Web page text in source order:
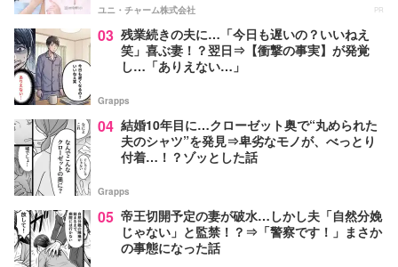
ユニ・チャーム株式会社 PR
03 残業続きの夫に…「今日も遅いの？いいねえ
笑」喜ぶ妻！？翌日⇒【衝撃の事実】が発覚
し…「ありえない…」
Grapps
04 結婚10年目に…クローゼット奥で“丸められた
夫のシャツ”を発見⇒卑劣なモノが、べっとり
付着…！？ゾッとした話
Grapps
05 帝王切開予定の妻が破水…しかし夫「自然分娩
じゃない」と監禁！？⇒「警察です！」まさか
の事態になった話